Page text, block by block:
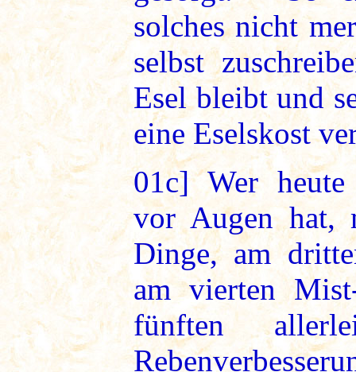
solches nicht
selbst
Esel bleibt und
eine Eselskost
01c]Wer heute
vor Augen hat,
Dinge, am
am vierten
fünften